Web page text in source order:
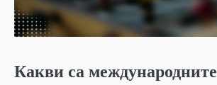
Какви са международните